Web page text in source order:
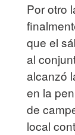
Por otro
que el
al
alcanzó
en la
de
local